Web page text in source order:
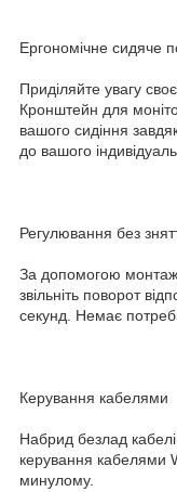
Ергономічне сидяче
Приділяйте увагу
Кронштейн для
вашого сидіння
до вашого
Регулювання без
За допомогою
звільніть поворот
секунд. Немає
Керування кабелями
Набрид безлад
керування кабелями
минулому.